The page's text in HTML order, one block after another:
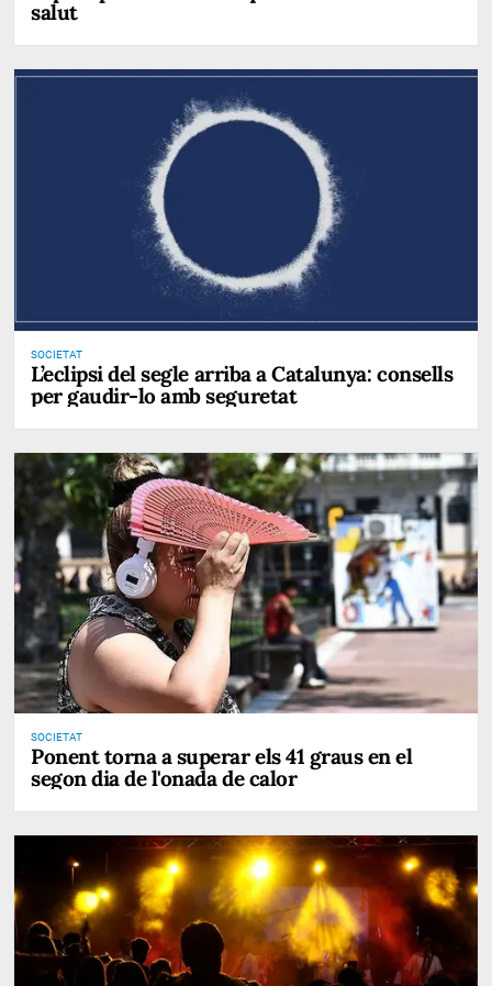
salut
SOCIETAT
L’eclipsi del segle arriba a Catalunya: consells
per gaudir-lo amb seguretat
SOCIETAT
Ponent torna a superar els 41 graus en el
segon dia de l'onada de calor